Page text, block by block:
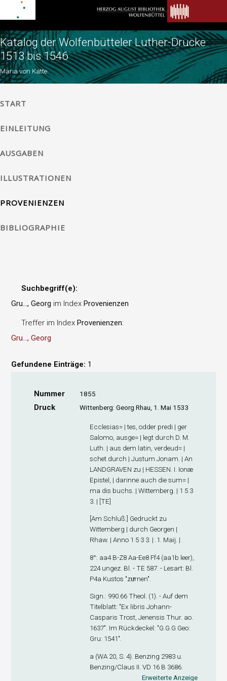
Katalog der Wolfenbütteler Luther-Drucke
1513 bis 1546
Maria von Katte
START
EINLEITUNG
AUSGABEN
ILLUSTRATIONEN
PROVENIENZEN
BIBLIOGRAPHIE
Suchbegriff(e):
Gru..., Georg im IndexProvenienzen
Treffer im IndexProvenienzen:
Gru..., Georg
Gefundene Einträge: 1
Nummer 1855
Druck Wittenberg: Georg Rhau, 1. Mai 1533
Ecclesias= | tes, odder predi | ger
Salomo, ausge= | legt durch D. M.
Luth. | aus dem latin, verdeud= |
schet durch | Justum Jonam. | An
LANDGRAVEN zu | HESSEN. I. Ionæ
Epistel, | darinne auch die sum= |
ma dis buchs. | Wittemberg. | 1 5 3
3. | [TE]
[Am Schluß:] Gedruckt zu
Wittemberg | durch Georgen |
Rhaw. | Anno 1 5 3 3. | .1. Maij. |
8°: aa4B-Z8Aa-Ee8 Ff4(aa1b leer),
224 ungez. Bl. - TE 587. - Lesart: Bl.
P4a Kustos "zuͤrnen".
Sign.: 990.66 Theol. (1). - Auf dem
Titelblatt: "Ex libris Johann-
Casparis Trost, Jenensis Thur. ao.
1637". Im Rückdeckel: "G.G.G Geo:
Gru: 1541".
a (WA 20, S. 4). Benzing 2983 u.
Benzing/Claus II. VD 16 B 3686.
Erweiterte Anzeige